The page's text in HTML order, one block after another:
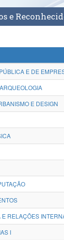
e
E DE
E DESIGN
RELAÇÕES
I